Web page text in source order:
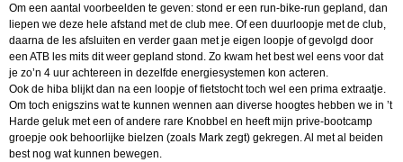
Om een aantal voorbeelden te geven: stond er een run-bike-run gepland, dan
liepen we deze hele afstand met de club mee. Of een duurloopje met de club,
daarna de les afsluiten en verder gaan met je eigen loopje of gevolgd door
een ATB les mits dit weer gepland stond. Zo kwam het best wel eens voor dat
je zo’n 4 uur achtereen in dezelfde energiesystemen kon acteren.
Ook de hiba blijkt dan na een loopje of fietstocht toch wel een prima extraatje.
Om toch enigszins wat te kunnen wennen aan diverse hoogtes hebben we in ’t
Harde geluk met een of andere rare Knobbel en heeft mijn prive-bootcamp
groepje ook behoorlijke bielzen (zoals Mark zegt) gekregen. Al met al beiden
best nog wat kunnen bewegen.